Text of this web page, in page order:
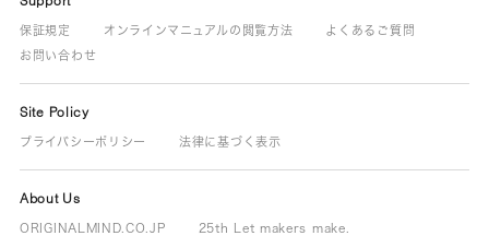
保証規定 オンラインマニュアルの閲覧方法
よくあるご質問
お問い合わせ
Site Policy
プライバシーポリシー 法律に基づく表示
About Us
ORIGINALMIND.CO.JP 25th Let makers make.